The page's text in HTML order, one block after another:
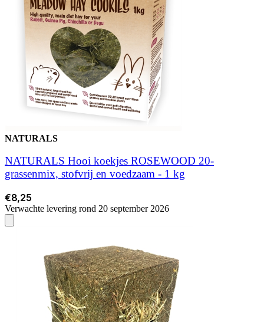
NATURALS
NATURALS Hooi koekjes ROSEWOOD 20-
grassenmix, stofvrij en voedzaam - 1 kg
€8,25
Verwachte levering rond 20 september 2026